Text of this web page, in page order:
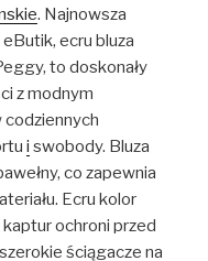
. Najnowsza
ecru bluza
to doskonały
z modnym
codziennych
i swobody. Bluza
co zapewnia
Ecru kolor
ochroni przed
ściągacze na